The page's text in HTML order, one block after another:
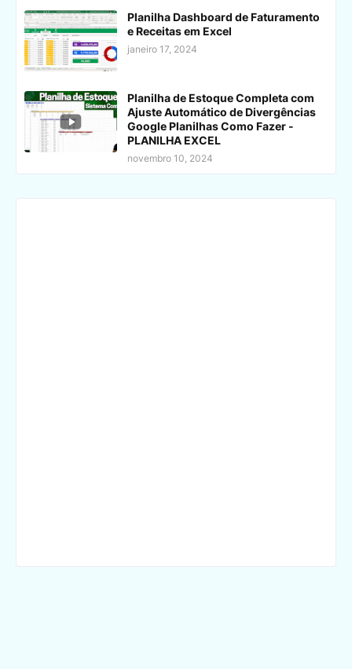
Planilha Dashboard de Faturamento
e Receitas em Excel
janeiro 17, 2024
Planilha de Estoque Completa com
Ajuste Automático de Divergências
Google Planilhas Como Fazer -
PLANILHA EXCEL
novembro 10, 2024